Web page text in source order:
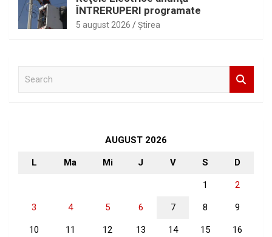
ÎNTRERUPERI programate
5 august 2026 Ştirea
AUGUST 2026
L Ma Mi J V S D
1 2
3 4 5 6 7 8 9
10 11 12 13 14 15 16